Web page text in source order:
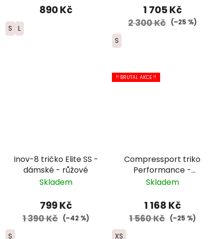
červeno-černá barva
890 Kč
S L
1 705 Kč
2 300 Kč (–25 %)
S
Inov-8 tričko Elite SS -
dámské - růžové
Skladem
799 Kč
1 390 Kč (–42 %)
S
!! BRUTAL AKCE !!
Compressport triko
Performance -
dámské - růžová
Skladem
1 168 Kč
1 560 Kč (–25 %)
XS